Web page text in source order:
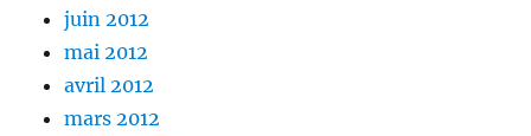
juin 2012
mai 2012
avril 2012
mars 2012